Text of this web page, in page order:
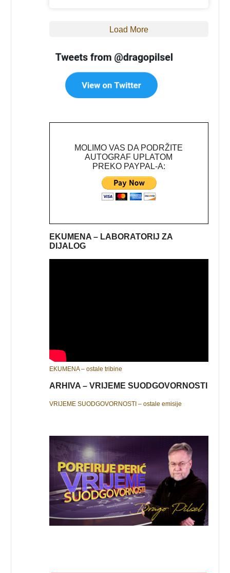
Load More
MOLIMO VAS DA PODRŽITE
AUTOGRAF UPLATOM
PREKO PAYPAL-A:
EKUMENA – LABORATORIJ ZA
DIJALOG
EKUMENA – ostale tribine
ARHIVA – VRIJEME SUODGOVORNOSTI
VRIJEME SUODGOVORNOSTI – ostale emisije